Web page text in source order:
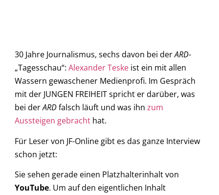
30 Jahre Journalismus, sechs davon bei derARD-
„Tagesschau“: Alexander Teske ist ein mit allen
Wassern gewaschener Medienprofi. Im Gespräch
mit der JUNGEN FREIHEIT spricht er darüber, was
bei derARDfalsch läuft und was ihn zum
Aussteigen gebracht hat.
Für Leser von JF-Online gibt es das ganze Interview
schon jetzt:
Sie sehen gerade einen Platzhalterinhalt von
YouTube. Um auf den eigentlichen Inhalt